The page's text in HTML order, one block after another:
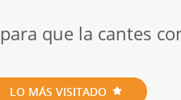
que la cantes
LO MÁS VISITADO